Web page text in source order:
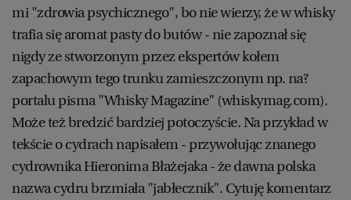
mi "zdrowia psychicznego", bo nie wierzy, że w whisky
trafia się aromat pasty do butów - nie zapoznał się
nigdy ze stworzonym przez ekspertów kołem
zapachowym tego trunku zamieszczonym np. na?
portalu pisma "Whisky Magazine" (whiskymag.com).
Może też bredzić bardziej potoczyście. Na przykład w
tekście o cydrach napisałem - przywołując znanego
cydrownika Hieronima Błażejaka - że dawna polska
nazwa cydru brzmiała "jabłecznik". Cytuję komentarz